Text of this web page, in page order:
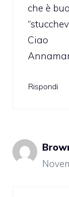
che è
Ciao
Rispondi